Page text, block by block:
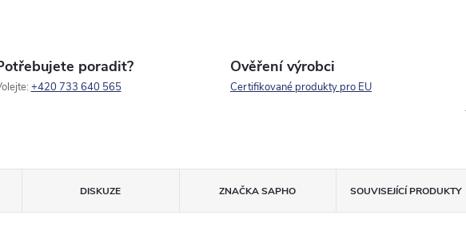
poradit?
+420 733 640 565
Ověření výrobci
Certifikované produkty pro EU
DISKUZE ZNAČKASAPHO SOUVISEJÍCÍ PRODUKTY